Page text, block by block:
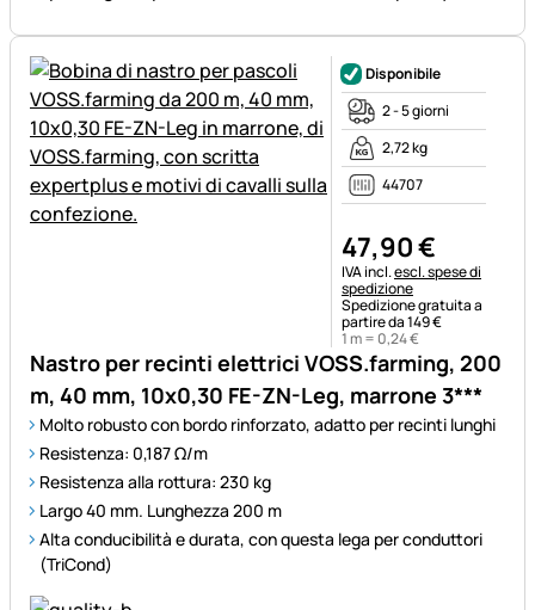
Nastro per recinti elettrici VOSS.farming, 200
m, 40 mm, 10x0,30 FE-ZN-Leg, marrone 3***
Molto robusto con bordo rinforzato, adatto per recinti lunghi
Resistenza: 0,187 Ω/m
Resistenza alla rottura: 230 kg
Largo 40 mm. Lunghezza 200 m
Alta conducibilità e durata, con questa lega per conduttori
(TriCond)
Disponibile
2 - 5 giorni
2,72 kg
44707
47,90€
Informazioni fiscali:
IVA incl.escl. spese di
spedizione
Spedizione gratuita a
partire da 149 €
1 m = 0,24€